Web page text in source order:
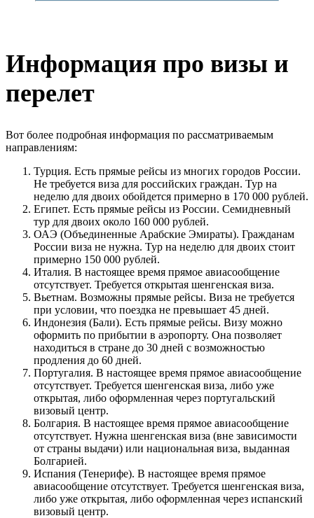
Информация про визы и
перелет
Вот более подробная информация по рассматриваемым
направлениям:
Турция. Есть прямые рейсы из многих городов России.
Не требуется виза для российских граждан. Тур на
неделю для двоих обойдется примерно в 170 000 рублей.
Египет. Есть прямые рейсы из России. Семидневный
тур для двоих около 160 000 рублей.
ОАЭ (Объединенные Арабские Эмираты). Гражданам
России виза не нужна. Тур на неделю для двоих стоит
примерно 150 000 рублей.
Италия. В настоящее время прямое авиасообщение
отсутствует. Требуется открытая шенгенская виза.
Вьетнам. Возможны прямые рейсы. Виза не требуется
при условии, что поездка не превышает 45 дней.
Индонезия (Бали). Есть прямые рейсы. Визу можно
оформить по прибытии в аэропорту. Она позволяет
находиться в стране до 30 дней с возможностью
продления до 60 дней.
Португалия. В настоящее время прямое авиасообщение
отсутствует. Требуется шенгенская виза, либо уже
открытая, либо оформленная через португальский
визовый центр.
Болгария. В настоящее время прямое авиасообщение
отсутствует. Нужна шенгенская виза (вне зависимости
от страны выдачи) или национальная виза, выданная
Болгарией.
Испания (Тенерифе). В настоящее время прямое
авиасообщение отсутствует. Требуется шенгенская виза,
либо уже открытая, либо оформленная через испанский
визовый центр.